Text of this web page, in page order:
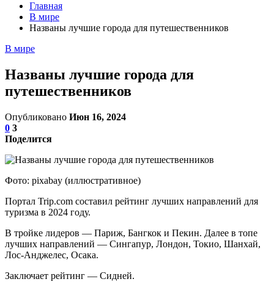
Главная
В мире
Названы лучшие города для путешественников
В мире
Названы лучшие города для
путешественников
Опубликовано Июн 16, 2024
0 3
Поделится
Фото: pixabay (иллюстративное)
Портал Trip.com составил рейтинг лучших направлений для
туризма в 2024 году.
В тройке лидеров — Париж, Бангкок и Пекин. Далее в топе
лучших направлений — Сингапур, Лондон, Токио, Шанхай,
Лос-Анджелес, Осака.
Заключает рейтинг​​​ — Сидней.